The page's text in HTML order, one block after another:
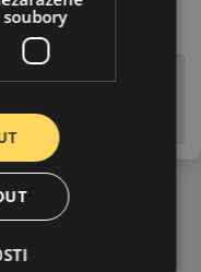
pouze
legislativy.
soubory